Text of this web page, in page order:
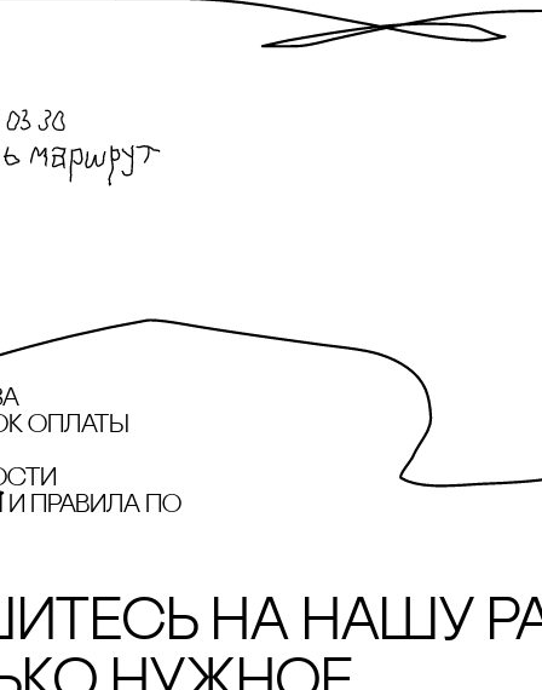
оплаты
правила по
на нашу